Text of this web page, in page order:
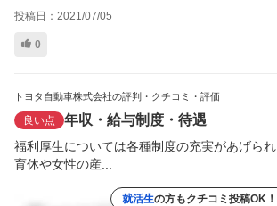
投稿日： 2021/07/05
0
トヨタ自動車株式会社の評判・クチコミ・評価
良い点 年収・給与制度・待遇
福利厚生については各種制度の充実があげら
育休や女性の産...
就活生の方もクチコミ投稿OK！